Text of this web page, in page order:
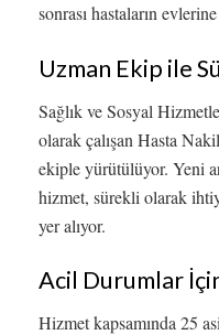
sonrası hastaların
Uzman Ekip ile
Sağlık ve Sosyal
olarak çalışan Hasta
ekiple yürütülüyor. Yeni
hizmet, sürekli olarak
yer alıyor.
Acil Durumlar
Hizmet kapsamında 25